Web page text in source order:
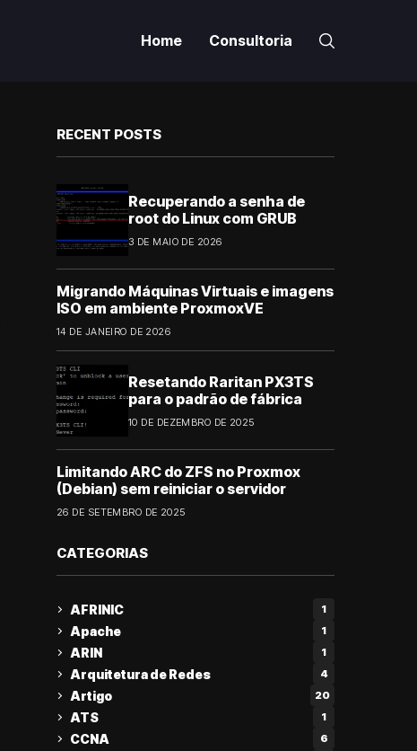
Home Consultoria
RECENT POSTS
Recuperando a senha de
root do Linux com GRUB
3 DE MAIO DE 2026
Migrando Máquinas Virtuais e imagens
ISO em ambiente ProxmoxVE
14 DE JANEIRO DE 2026
Resetando Raritan PX3TS
para o padrão de fábrica
10 DE DEZEMBRO DE 2025
Limitando ARC do ZFS no Proxmox
(Debian) sem reiniciar o servidor
26 DE SETEMBRO DE 2025
CATEGORIAS
AFRINIC 1
Apache 1
ARIN 1
Arquitetura de Redes 4
Artigo 20
ATS 1
CCNA 6